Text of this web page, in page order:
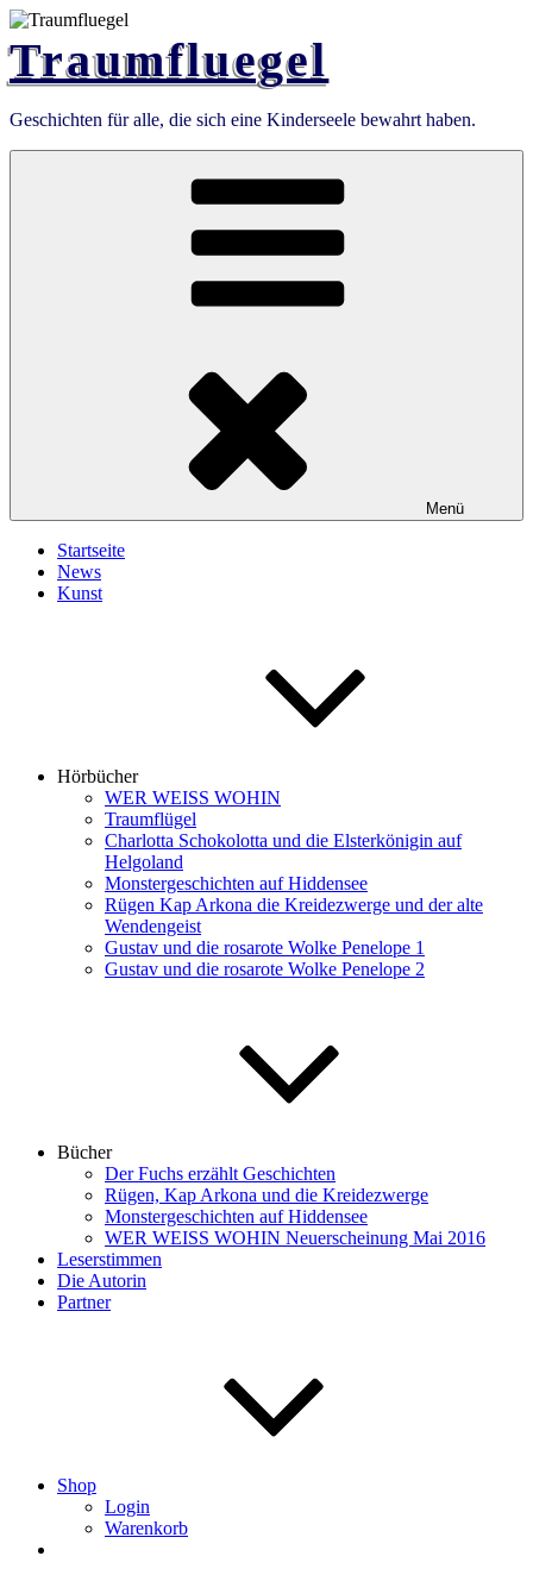
Zum
springen
Traumfluegel
Geschichten für alle, die sich eine Kinderseele bewahrt haben.
Menü
Startseite
News
Kunst
Hörbücher
WER WEISS WOHIN
Traumflügel
Charlotta Schokolotta und die Elsterkönigin auf
Helgoland
Monstergeschichten auf Hiddensee
Rügen Kap Arkona die Kreidezwerge und der alte
Wendengeist
Gustav und die rosarote Wolke Penelope 1
Gustav und die rosarote Wolke Penelope 2
Bücher
Der Fuchs erzählt Geschichten
Rügen, Kap Arkona und die Kreidezwerge
Monstergeschichten auf Hiddensee
WER WEISS WOHIN Neuerscheinung Mai 2016
Leserstimmen
Die Autorin
Partner
Shop
Login
Warenkorb